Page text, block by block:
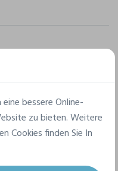
bessere Online-
zu bieten. Weitere
Cookies finden Sie In